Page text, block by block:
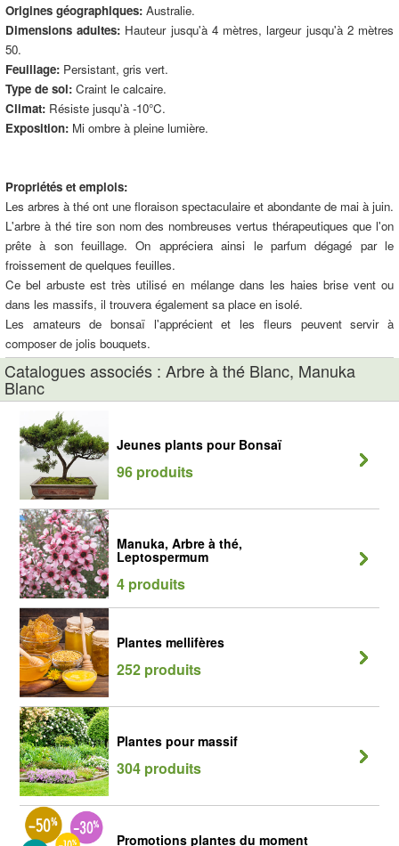
Origines géographiques: Australie.
Dimensions adultes: Hauteur jusqu'à 4 mètres, largeur jusqu'à 2 mètres
50.
Feuillage: Persistant, gris vert.
Type de sol: Craint le calcaire.
Climat: Résiste jusqu'à -10°C.
Exposition: Mi ombre à pleine lumière.
Propriétés et emplois:
Les arbres à thé ont une floraison spectaculaire et abondante de mai à juin.
L'arbre à thé tire son nom des nombreuses vertus thérapeutiques que l'on
prête à son feuillage. On appréciera ainsi le parfum dégagé par le
froissement de quelques feuilles.
Ce bel arbuste est très utilisé en mélange dans les haies brise vent ou
dans les massifs, il trouvera également sa place en isolé.
Les amateurs de bonsaï l'apprécient et les fleurs peuvent servir à
composer de jolis bouquets.
Catalogues associés : Arbre à thé Blanc, Manuka
Blanc
Jeunes plants pour Bonsaï
96 produits
Manuka, Arbre à thé,
Leptospermum
4 produits
Plantes mellifères
252 produits
Plantes pour massif
304 produits
Promotions plantes du moment